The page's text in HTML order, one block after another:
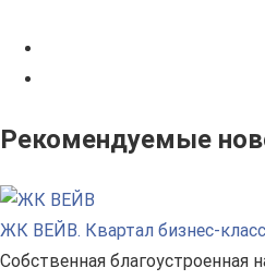
Рекомендуемые
ЖК ВЕЙВ. Квартал бизнес-
Собственная благоустроенная